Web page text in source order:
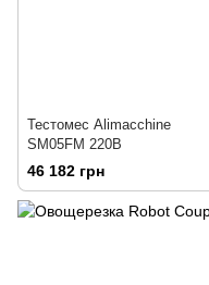
Тестомес Alimacchine
SM05FM 220В
46 182 грн